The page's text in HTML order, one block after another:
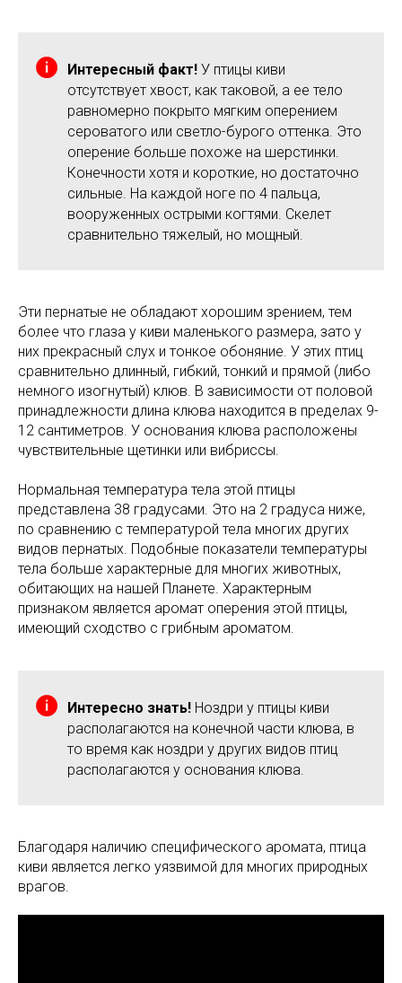
Интересный факт! У птицы киви
отсутствует хвост, как таковой, а ее тело
равномерно покрыто мягким оперением
сероватого или светло-бурого оттенка. Это
оперение больше похоже на шерстинки.
Конечности хотя и короткие, но достаточно
сильные. На каждой ноге по 4 пальца,
вооруженных острыми когтями. Скелет
сравнительно тяжелый, но мощный.
Эти пернатые не обладают хорошим зрением, тем
более что глаза у киви маленького размера, зато у
них прекрасный слух и тонкое обоняние. У этих птиц
сравнительно длинный, гибкий, тонкий и прямой (либо
немного изогнутый) клюв. В зависимости от половой
принадлежности длина клюва находится в пределах 9-
12 сантиметров. У основания клюва расположены
чувствительные щетинки или вибриссы.
Нормальная температура тела этой птицы
представлена 38 градусами. Это на 2 градуса ниже,
по сравнению с температурой тела многих других
видов пернатых. Подобные показатели температуры
тела больше характерные для многих животных,
обитающих на нашей Планете. Характерным
признаком является аромат оперения этой птицы,
имеющий сходство с грибным ароматом.
Интересно знать! Ноздри у птицы киви
располагаются на конечной части клюва, в
то время как ноздри у других видов птиц
располагаются у основания клюва.
Благодаря наличию специфического аромата, птица
киви является легко уязвимой для многих природных
врагов.